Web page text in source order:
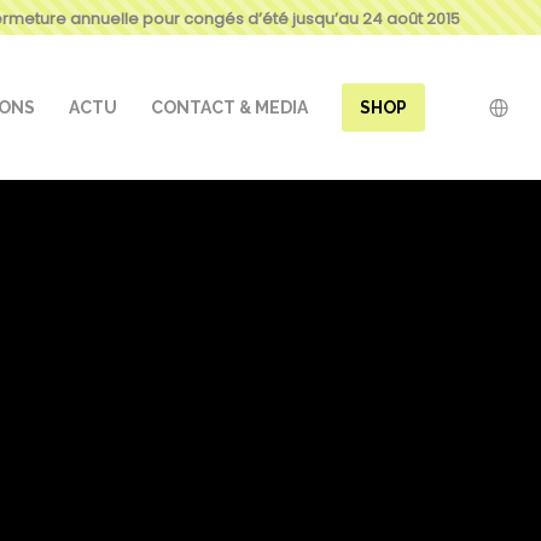
annuelle pour congés d’été jusqu’au 24 août 2015
ACTU CONTACT & MEDIA SHOP